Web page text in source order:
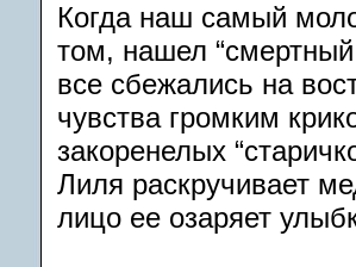
Когда наш самый
том, нашел
все сбежались на
чувства громким
закоренелых
Лиля раскручивает
лицо ее озаряет